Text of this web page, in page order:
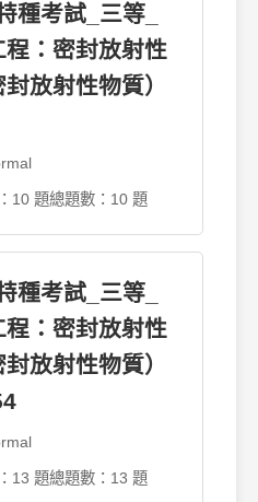
種考試_三等_
：密封放射性
放射性物質）
10 題總題數：10 題
種考試_三等_
：密封放射性
放射性物質）
13 題總題數：13 題